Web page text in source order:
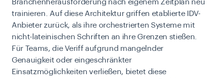
Branchenherausforderung nach eigenem Zeitplan neu
trainieren. Auf diese Architektur griffen etablierte IDV-
Anbieter zurück, als ihre orchestrierten Systeme mit
nicht-lateinischen Schriften an ihre Grenzen stießen.
Für Teams, die Veriff aufgrund mangelnder
Genauigkeit oder eingeschränkter
Einsatzmöglichkeiten verließen, bietet diese